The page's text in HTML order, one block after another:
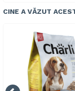
CINE A VĂZUT